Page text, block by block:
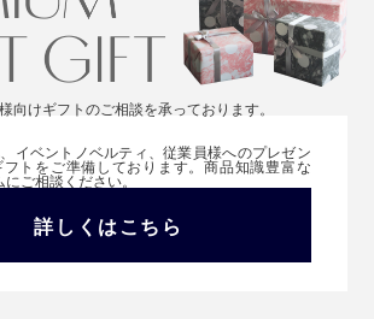
向けギフトのご相談を承っております。
イベントノベルティ、従業員様へのプレゼン
トをご準備しております。商品知識豊富な
にご相談ください。
詳しくはこちら